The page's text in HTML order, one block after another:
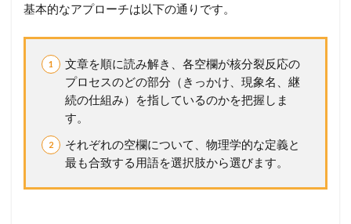
で
基本的なアプローチは以下の通りです。
文章を順に読み解き、各空欄が核分裂反応の
プロセスのどの部分（きっかけ、現象名、継
続の仕組み）を指しているのかを把握しま
す。
それぞれの空欄について、物理学的な定義と
最も合致する用語を選択肢から選びます。